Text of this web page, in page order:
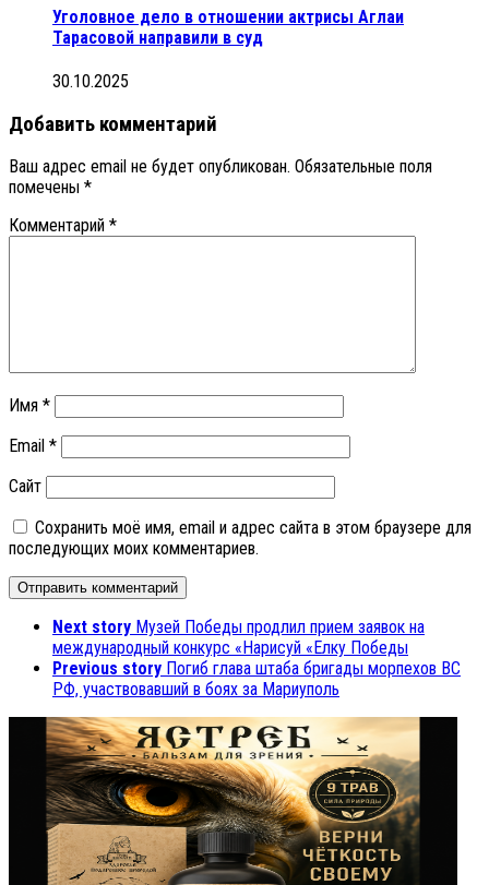
Уголовное дело в отношении актрисы Аглаи
Тарасовой направили в суд
30.10.2025
Добавить комментарий
Ваш адрес email не будет опубликован. Обязательные поля
помечены *
Комментарий *
Имя *
Email *
Сайт
Сохранить моё имя, email и адрес сайта в этом браузере для
последующих моих комментариев.
Next story Музей Победы продлил прием заявок на
международный конкурс «Нарисуй «Елку Победы
Previous story Погиб глава штаба бригады морпехов ВС
РФ, участвовавший в боях за Мариуполь